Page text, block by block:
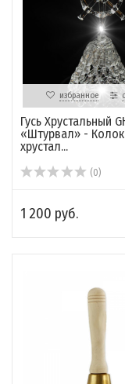
избранное
Гусь Хрустальный
«Штурвал» -
хрустал...
(0)
1 200 руб.